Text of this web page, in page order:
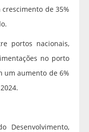
de 35%
portos nacionais,
no porto
um aumento de 6%
Desenvolvimento,